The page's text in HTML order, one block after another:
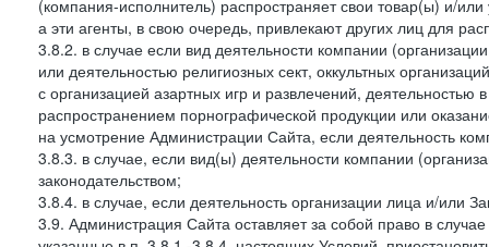
(компания-исполнитель) распространяет свои товар(ы) и/
а эти агенты, в свою очередь, привлекают других лиц для
3.8.2. в случае если вид деятельности компании
или деятельностью религиозных сект, оккультных
с организацией азартных игр и развлечений,
распространением порнографической продукции или
на усмотрение Администрации Сайта, если деятельность
3.8.3. в случае, если вид(ы) деятельности компании
законодательством;
3.8.4. в случае, если деятельность организации лица и/или
3.9. Администрация Сайта оставляет за собой право в